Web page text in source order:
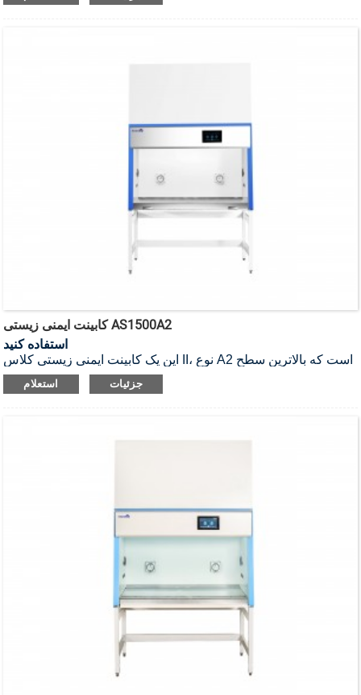
کابینت ایمنی زیستی AS1500A2
استفاده کنید
این یک کابینت ایمنی زیستی کلاس II، نوع A2 است که بالاترین سطح
استعلام جزئیات